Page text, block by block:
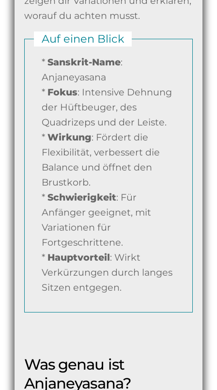
worauf du achten musst.
Auf einen Blick
* Sanskrit-Name:
Anjaneyasana
* Fokus: Intensive Dehnung
der Hüftbeuger, des
Quadrizeps und der Leiste.
* Wirkung: Fördert die
Flexibilität, verbessert die
Balance und öffnet den
Brustkorb.
* Schwierigkeit: Für
Anfänger geeignet, mit
Variationen für
Fortgeschrittene.
* Hauptvorteil: Wirkt
Verkürzungen durch langes
Sitzen entgegen.
Was genau ist
Anjaneyasana?